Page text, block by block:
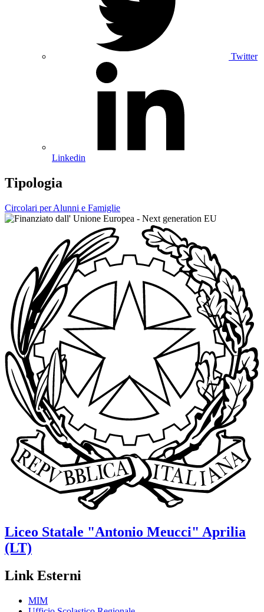
Twitter
Linkedin
Tipologia
Circolari per Alunni e Famiglie
Liceo Statale "Antonio Meucci" Aprilia
(LT)
Link Esterni
MIM